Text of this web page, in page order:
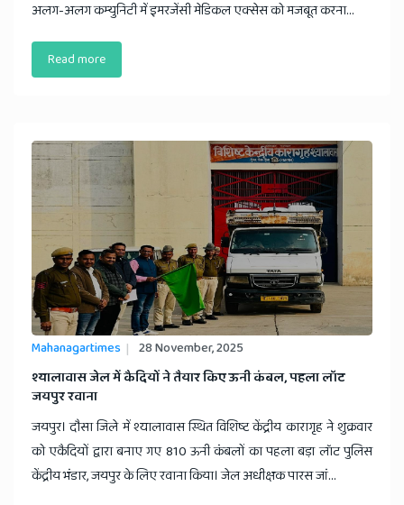
अलग-अलग कम्युनिटी में इमरजेंसी मेडिकल एक्सेस को मजबूत करना...
Read more
Mahanagartimes 28 November, 2025
​श्यालावास जेल में कैदियों ने तैयार किए ऊनी कंबल, पहला लॉट
जयपुर रवाना
जयपुर। दौसा जिले में श्यालावास स्थित विशिष्ट केंद्रीय कारागृह ने शुक्रवार
को एकैदियों द्वारा बनाए गए 810 ऊनी कंबलों का पहला बड़ा लॉट पुलिस
केंद्रीय भंडार, जयपुर के लिए रवाना किया। जेल अधीक्षक पारस जां...